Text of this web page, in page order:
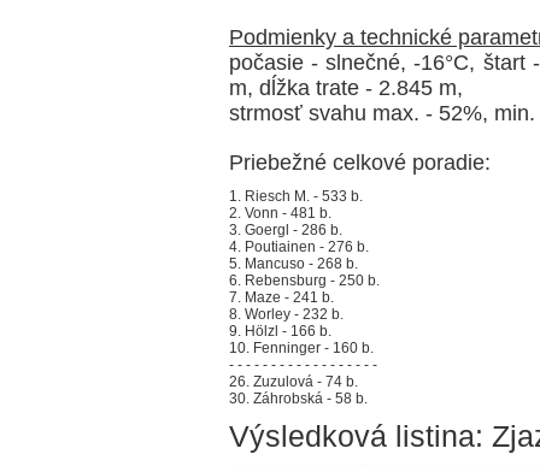
Podmienky a technické
počasie - slnečné, -16°C,
m, dĺžka trate - 2.845 m,
strmosť svahu max. - 52%,
Priebežné celkové poradie:
1. Riesch M. - 533 b.
2. Vonn - 481 b.
3. Goergl - 286 b.
4. Poutiainen - 276 b.
5. Mancuso - 268 b.
6. Rebensburg - 250 b.
7. Maze - 241 b.
8. Worley - 232 b.
9. Hölzl - 166 b.
10. Fenninger - 160 b.
- - - - - - - - - - - - - - - - - -
26. Zuzulová - 74 b.
30. Záhrobská - 58 b.
Výsledková listina: